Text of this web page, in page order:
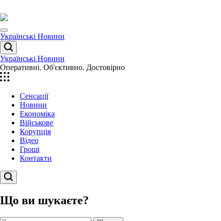
до
вмісту
Menu
Українські Новини
Пошук
Українські Новини
Оперативні. Об'єктивно. Достовірно
Сенсації
Новини
Економіка
Військове
Корупція
Відео
Гроші
Контакти
Пошук
Що ви шукаєте?